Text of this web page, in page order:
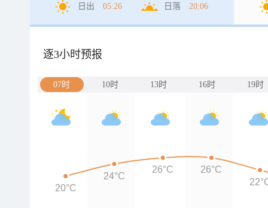
日出 05:26 日落 20:06
逐3小时预报
07时 10时 13时 16时 19时
20°C
24°C
26°C 26°C